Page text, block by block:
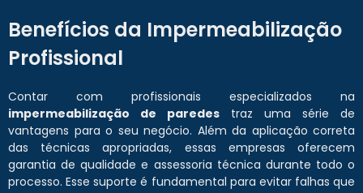
Benefícios da Impermeabilização
Profissional
Contar com profissionais especializados na
impermeabilização de paredes traz uma série de
vantagens para o seu negócio. Além da aplicação correta
das técnicas apropriadas, essas empresas oferecem
garantia de qualidade e assessoria técnica durante todo o
processo. Esse suporte é fundamental para evitar falhas que